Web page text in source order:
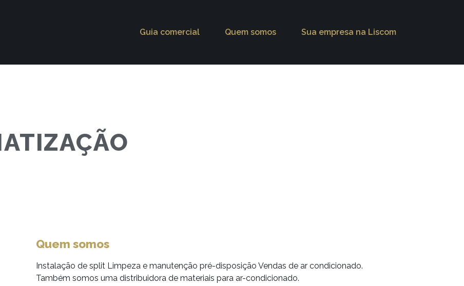
Guia comercial Quem somos Sua empresa na Liscom
Quem somos
Instalação de split Limpeza e manutenção pré-disposição Vendas de ar condicionado.
Também somos uma distribuidora de materiais para ar-condicionado.